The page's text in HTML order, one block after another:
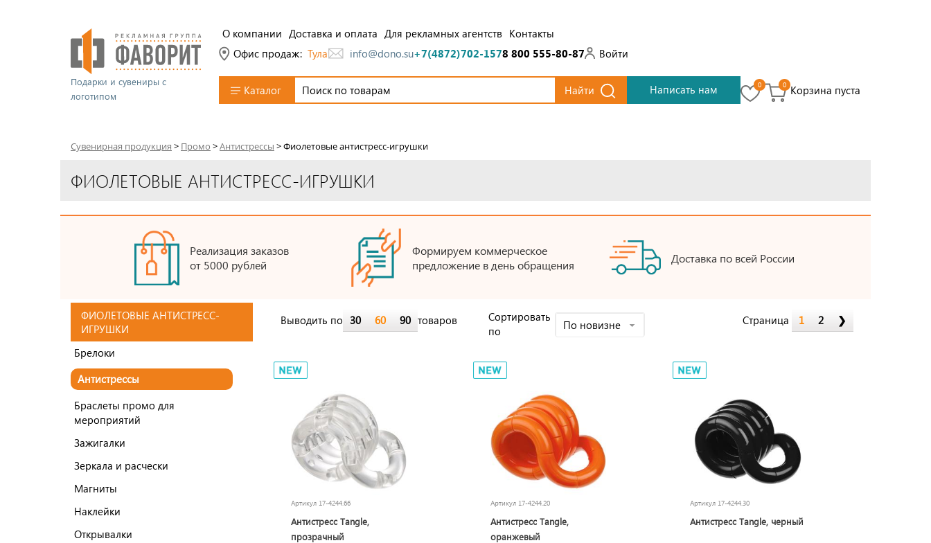
Подарки и сувениры с
логотипом
О компании Доставка и оплата Для рекламных агентств Контакты
Офис продаж: Тула info@dono.su+7(4872)702-1578 800 555-80-87 Войти
Каталог Найти Написать нам 0 0 Корзина пуста
Сувенирная продукция > Промо >Антистрессы >Фиолетовые антистресс-игрушки
ФИОЛЕТОВЫЕ АНТИСТРЕСС-ИГРУШКИ
Реализация заказов
от 5000 рублей
Формируем коммерческое
предложение в день обращения
Доставка по всей России
ФИОЛЕТОВЫЕ АНТИСТРЕСС-
ИГРУШКИ
Брелоки
Антистрессы
Браслеты промо для
мероприятий
Зажигалки
Зеркала и расчески
Магниты
Наклейки
Открывалки
Выводить по 30 60 90 товаров
Cортировать
по
По новизне Страница 1 2 ❯
Артикул 17-4244.66
Антистресс Tangle,
прозрачный
Артикул 17-4244.20
Антистресс Tangle,
оранжевый
Артикул 17-4244.30
Антистресс Tangle, черный